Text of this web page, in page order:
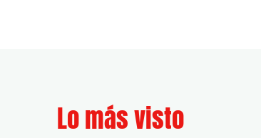
Lo más visto